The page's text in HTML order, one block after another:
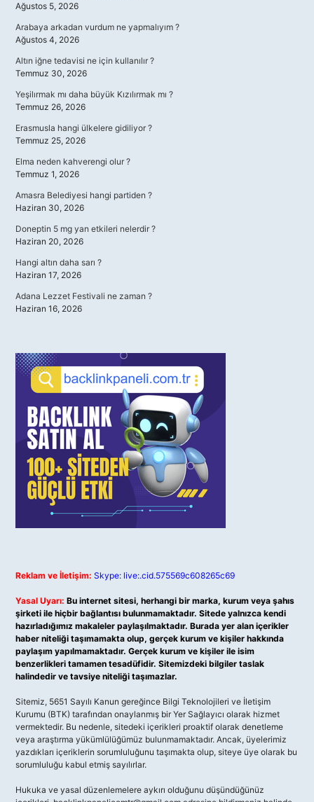
Ağustos 5, 2026
Arabaya arkadan vurdum ne yapmalıyım ?
Ağustos 4, 2026
Altın iğne tedavisi ne için kullanılır ?
Temmuz 30, 2026
Yeşilırmak mı daha büyük Kızılırmak mı ?
Temmuz 26, 2026
Erasmusla hangi ülkelere gidiliyor ?
Temmuz 25, 2026
Elma neden kahverengi olur ?
Temmuz 1, 2026
Amasra Belediyesi hangi partiden ?
Haziran 30, 2026
Doneptin 5 mg yan etkileri nelerdir ?
Haziran 20, 2026
Hangi altın daha sarı ?
Haziran 17, 2026
Adana Lezzet Festivali ne zaman ?
Haziran 16, 2026
Reklam ve İletişim: Skype: live:.cid.575569c608265c69
Yasal Uyarı: Bu internet sitesi, herhangi bir marka, kurum veya şahıs
şirketi ile hiçbir bağlantısı bulunmamaktadır. Sitede yalnızca kendi
hazırladığımız makaleler paylaşılmaktadır. Burada yer alan içerikler
haber niteliği taşımamakta olup, gerçek kurum ve kişiler hakkında
paylaşım yapılmamaktadır. Gerçek kurum ve kişiler ile isim
benzerlikleri tamamen tesadüfidir. Sitemizdeki bilgiler taslak
halindedir ve tavsiye niteliği taşımazlar.
Sitemiz, 5651 Sayılı Kanun gereğince Bilgi Teknolojileri ve İletişim
Kurumu (BTK) tarafından onaylanmış bir Yer Sağlayıcı olarak hizmet
vermektedir. Bu nedenle, sitedeki içerikleri proaktif olarak denetleme
veya araştırma yükümlülüğümüz bulunmamaktadır. Ancak, üyelerimiz
yazdıkları içeriklerin sorumluluğunu taşımakta olup, siteye üye olarak bu
sorumluluğu kabul etmiş sayılırlar.
Hukuka ve yasal düzenlemelere aykırı olduğunu düşündüğünüz